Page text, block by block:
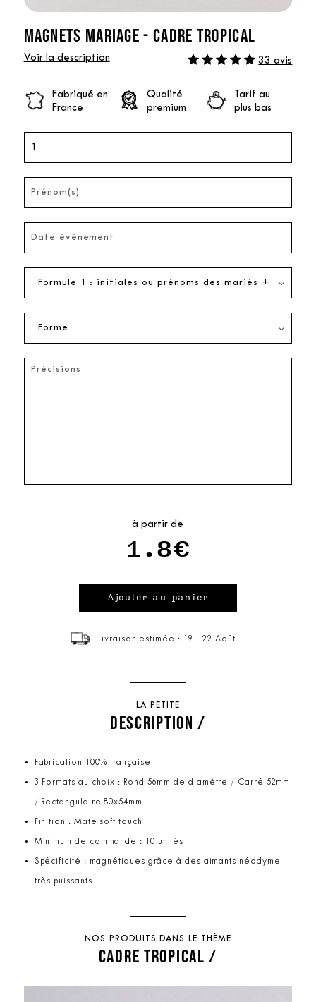
MAGNETS MARIAGE - CADRE TROPICAL
Voir la description 33 avis
Fabriqué en
France
Qualité
premium
Tarif au
plus bas
à partir de
1.8€
Livraison estimée : 19 - 22 Août
LA PETITE
DESCRIPTION /
Fabrication 100% française
3 Formats au choix : Rond 56mm de diamètre / Carré 52mm
/ Rectangulaire 80x54mm
Finition : Mate soft touch
Minimum de commande : 10 unités
Spécificité : magnétiques grâce à des aimants néodyme
très puissants
NOS PRODUITS DANS LE THÈME
CADRE TROPICAL /